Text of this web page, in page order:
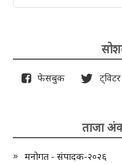
फेसबुक ट्विटर
ताजा
मनोगत - संपादक-२०२६